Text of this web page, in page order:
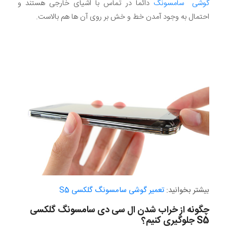
گوشی سامسونگ دائما در تماس با اشیای خارجی هستند و
احتمال به وجود آمدن خط و خش بر روی آن ها هم بالاست.
بیشتر بخوانید: تعمیر گوشی سامسونگ گلکسی S5
چگونه از خراب شدن ال سی دی سامسونگ گلکسی
S5جلوگیری کنیم؟